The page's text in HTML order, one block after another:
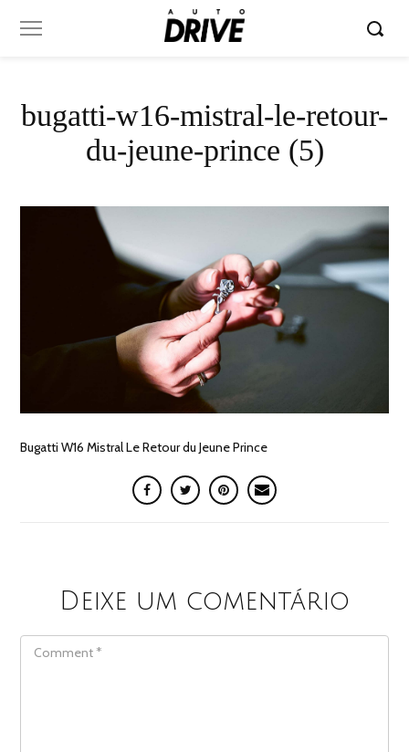
bugatti-w16-mistral-le-retour-
du-jeune-prince (5)
Bugatti W16 Mistral Le Retour du Jeune Prince
Deixe um comentário
COMMENT